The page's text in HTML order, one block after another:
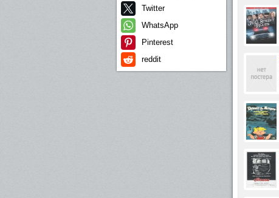
Twitter
WhatsApp
Pinterest
reddit